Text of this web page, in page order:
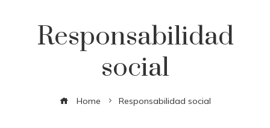
Responsabilidad
social
Home Responsabilidad social